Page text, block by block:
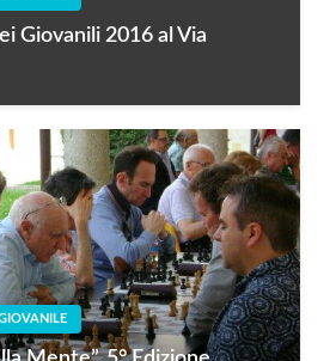
Giovanili 2016 al Via